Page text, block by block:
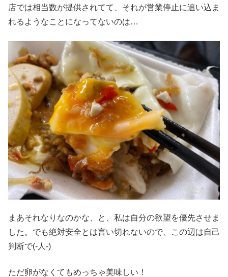
店では相当数が提供されてて、それが営業停止に追い込ま
れるようなことになってないのは…
まあそれなりなのかな、と、私は自分の欲望を優先させま
した。でも絶対安全とは言い切れないので、この辺は自己
判断で(-人-)
ただ卵がなくてもめっちゃ美味しい！